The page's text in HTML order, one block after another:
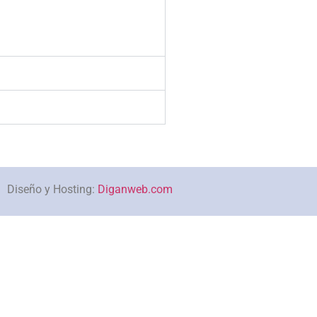
Diseño y Hosting: Diganweb.com